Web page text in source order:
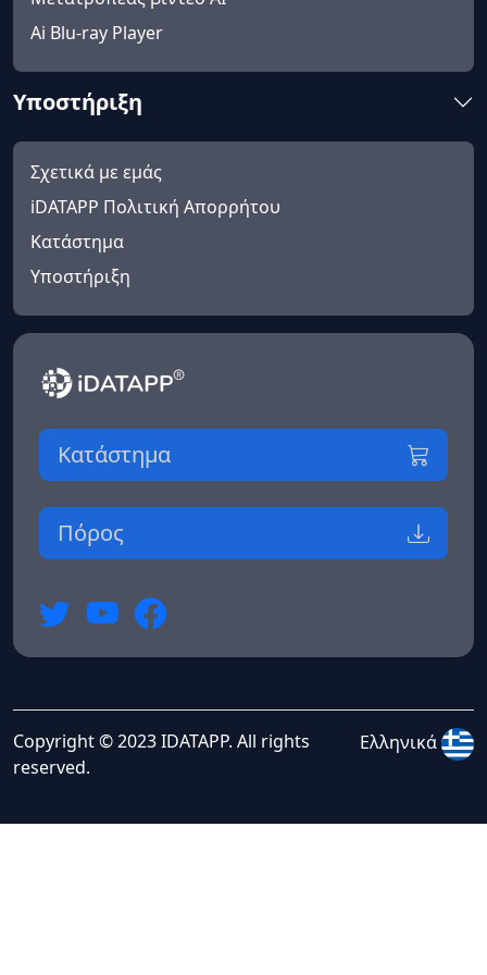
Ai Blu-ray Player
Υποστήριξη
Σχετικά με εμάς
iDATAPP Πολιτική Απορρήτου
Κατάστημα
Υποστήριξη
Κατάστημα
Πόρος
Copyright © 2023 IDATAPP. All rights
reserved.
Ελληνικά